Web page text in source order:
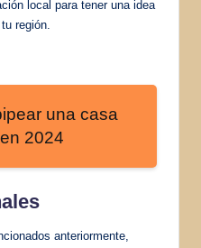
local para tener una idea
región.
una casa
2024
anteriormente,